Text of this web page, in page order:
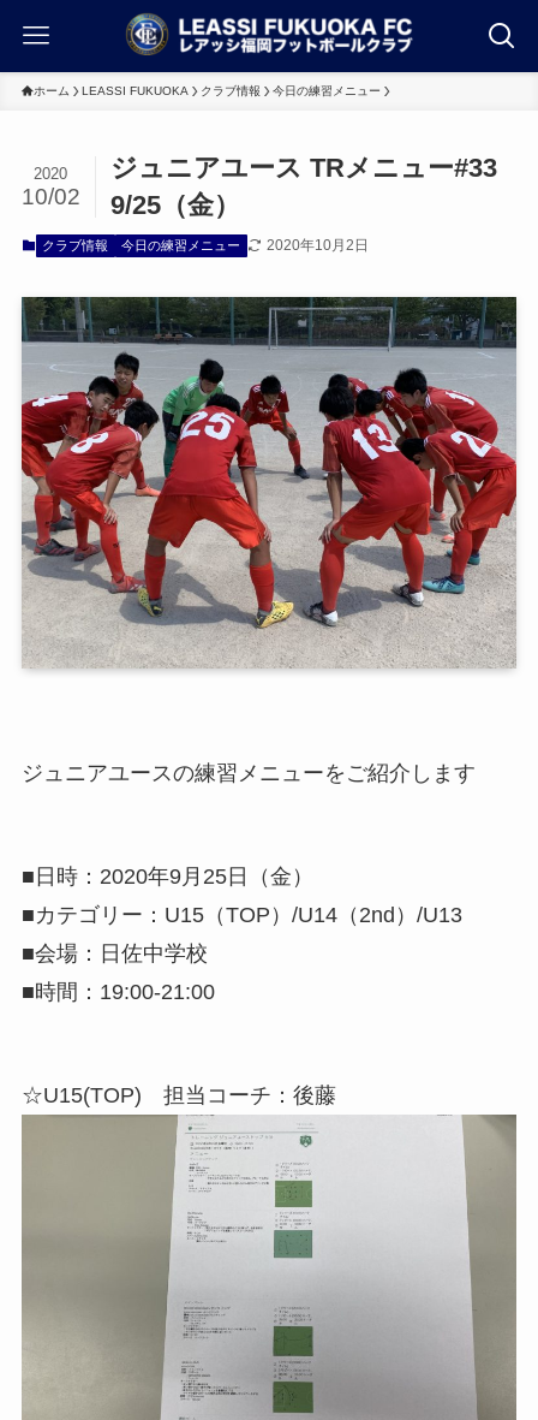
ホーム LEASSI FUKUOKA クラブ情報 今日の練習メニュー
ジュニアユース TRメニュー#33
9/25（金）
2020
10/02
クラブ情報 今日の練習メニュー 2020年10月2日
ジュニアユースの練習メニューをご紹介します
■日時：2020年9月25日（金）
■カテゴリー：U15（TOP）/U14（2nd）/U13
■会場：日佐中学校
■時間：19:00-21:00
☆U15(TOP) 担当コーチ：後藤